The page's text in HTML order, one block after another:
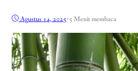
Agustus 14, 2025•5 Menit membaca